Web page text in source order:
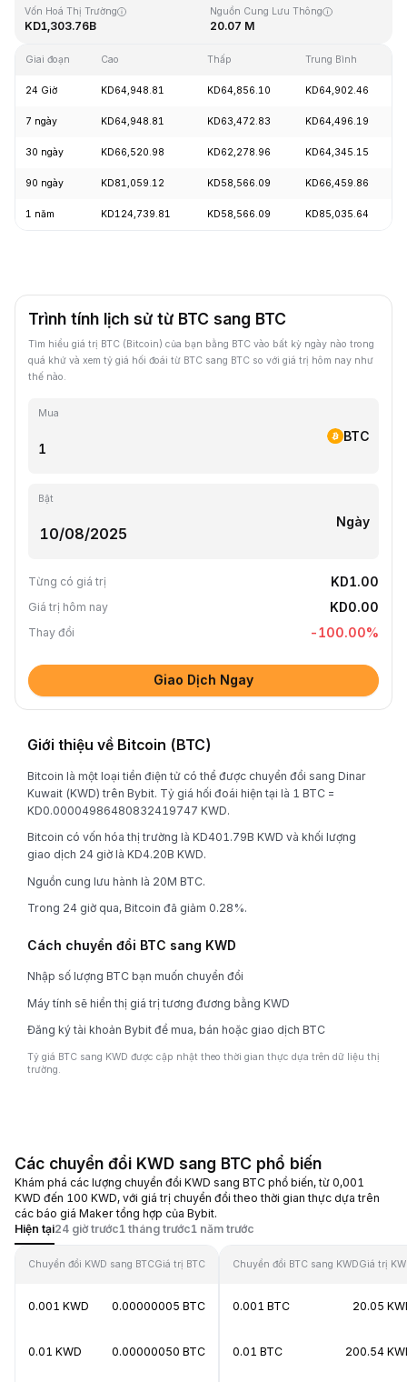
Vốn Hoá Thị Trường
KD1,303.76B
Nguồn Cung Lưu Thông
20.07 M
Giai đoạn Cao Thấp Trung Bình
24 Giờ KD64,948.81 KD64,856.10 KD64,902.46
7 ngày KD64,948.81 KD63,472.83 KD64,496.19
30 ngày KD66,520.98 KD62,278.96 KD64,345.15
90 ngày KD81,059.12 KD58,566.09 KD66,459.86
1 năm KD124,739.81 KD58,566.09 KD85,035.64
Trình tính lịch sử từ BTC sang BTC
Tìm hiểu giá trị BTC (Bitcoin) của bạn bằng BTC vào bất kỳ ngày nào trong
quá khứ và xem tỷ giá hối đoái từ BTC sang BTC so với giá trị hôm nay như
thế nào.
Mua
BTC
Bật
Ngày
Từng có giá trị KD1.00
Giá trị hôm nay KD0.00
Thay đổi -100.00%
Giao Dịch Ngay
Giới thiệu về Bitcoin (BTC)
Bitcoin là một loại tiền điện tử có thể được chuyển đổi sang Dinar
Kuwait (KWD) trên Bybit. Tỷ giá hối đoái hiện tại là 1 BTC =
KD0.00004986480832419747 KWD.
Bitcoin có vốn hóa thị trường là KD401.79B KWD và khối lượng
giao dịch 24 giờ là KD4.20B KWD.
Nguồn cung lưu hành là 20M BTC.
Trong 24 giờ qua, Bitcoin đã giảm 0.28%.
Cách chuyển đổi BTC sang KWD
Nhập số lượng BTC bạn muốn chuyển đổi
Máy tính sẽ hiển thị giá trị tương đương bằng KWD
Đăng ký tài khoản Bybit để mua, bán hoặc giao dịch BTC
Tỷ giá BTC sang KWD được cập nhật theo thời gian thực dựa trên dữ liệu thị
trường.
Các chuyển đổi KWD sang BTC phổ biến
Khám phá các lượng chuyển đổi KWD sang BTC phổ biến, từ 0,001
KWD đến 100 KWD, với giá trị chuyển đổi theo thời gian thực dựa trên
các báo giá Maker tổng hợp của Bybit.
Hiện tại24 giờ trước1 tháng trước1 năm trước
Chuyển đổi KWD sang BTCGiá trị BTC
0.001 KWD 0.00000005 BTC
0.01 KWD 0.00000050 BTC
Chuyển đổi BTC sang KWDGiá trị
0.001 BTC 20.05
0.01 BTC 200.54